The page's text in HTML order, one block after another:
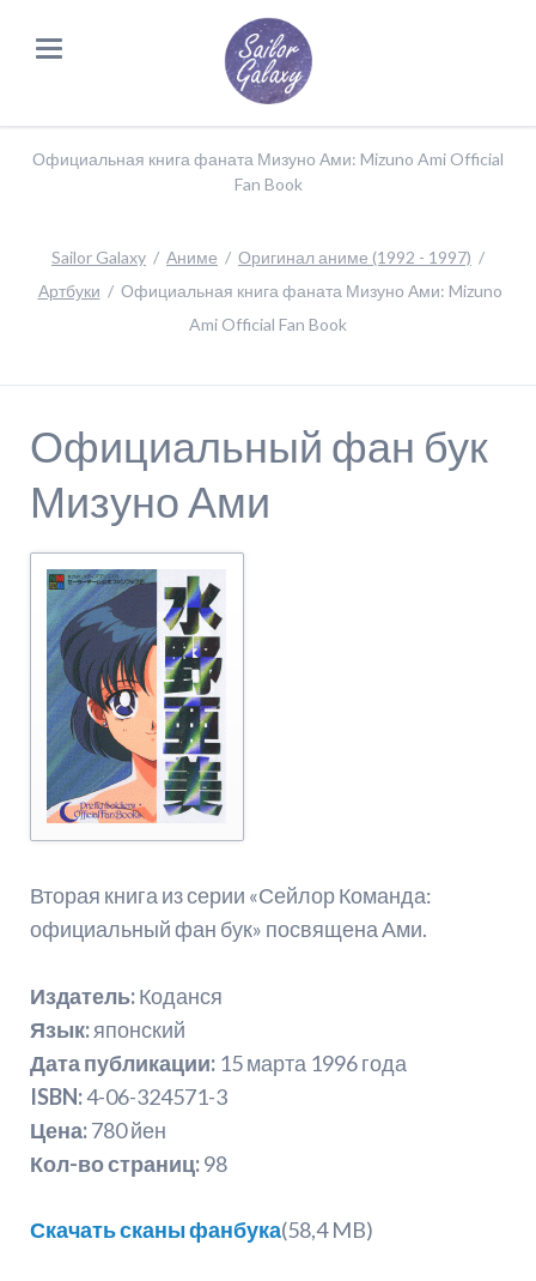
Официальная книга фаната Мизуно Ами: Mizuno Ami Official
Fan Book
Sailor Galaxy Аниме
Оригинал аниме (1992 - 1997)
Артбуки
Официальная книга фаната Мизуно Ами: Mizuno
Ami Official Fan Book
Официальный фан бук
Мизуно Ами
Вторая книга из серии «Сейлор Команда:
официальный фан бук» посвящена Ами.
Издатель:Коданся
Язык:японский
Дата публикации:15 марта 1996 года
ISBN:4-06-324571-3
Цена:780 йен
Кол-во страниц:98
Скачать сканы фанбука(58,4 MB)